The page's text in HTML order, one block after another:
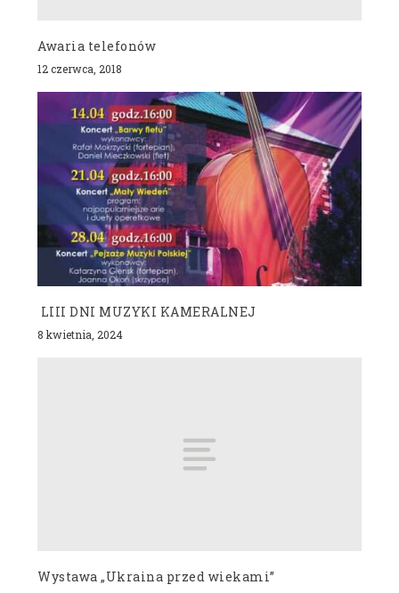
Awaria telefonów
12 czerwca, 2018
LIII DNI MUZYKI KAMERALNEJ
8 kwietnia, 2024
Wystawa „Ukraina przed wiekami”